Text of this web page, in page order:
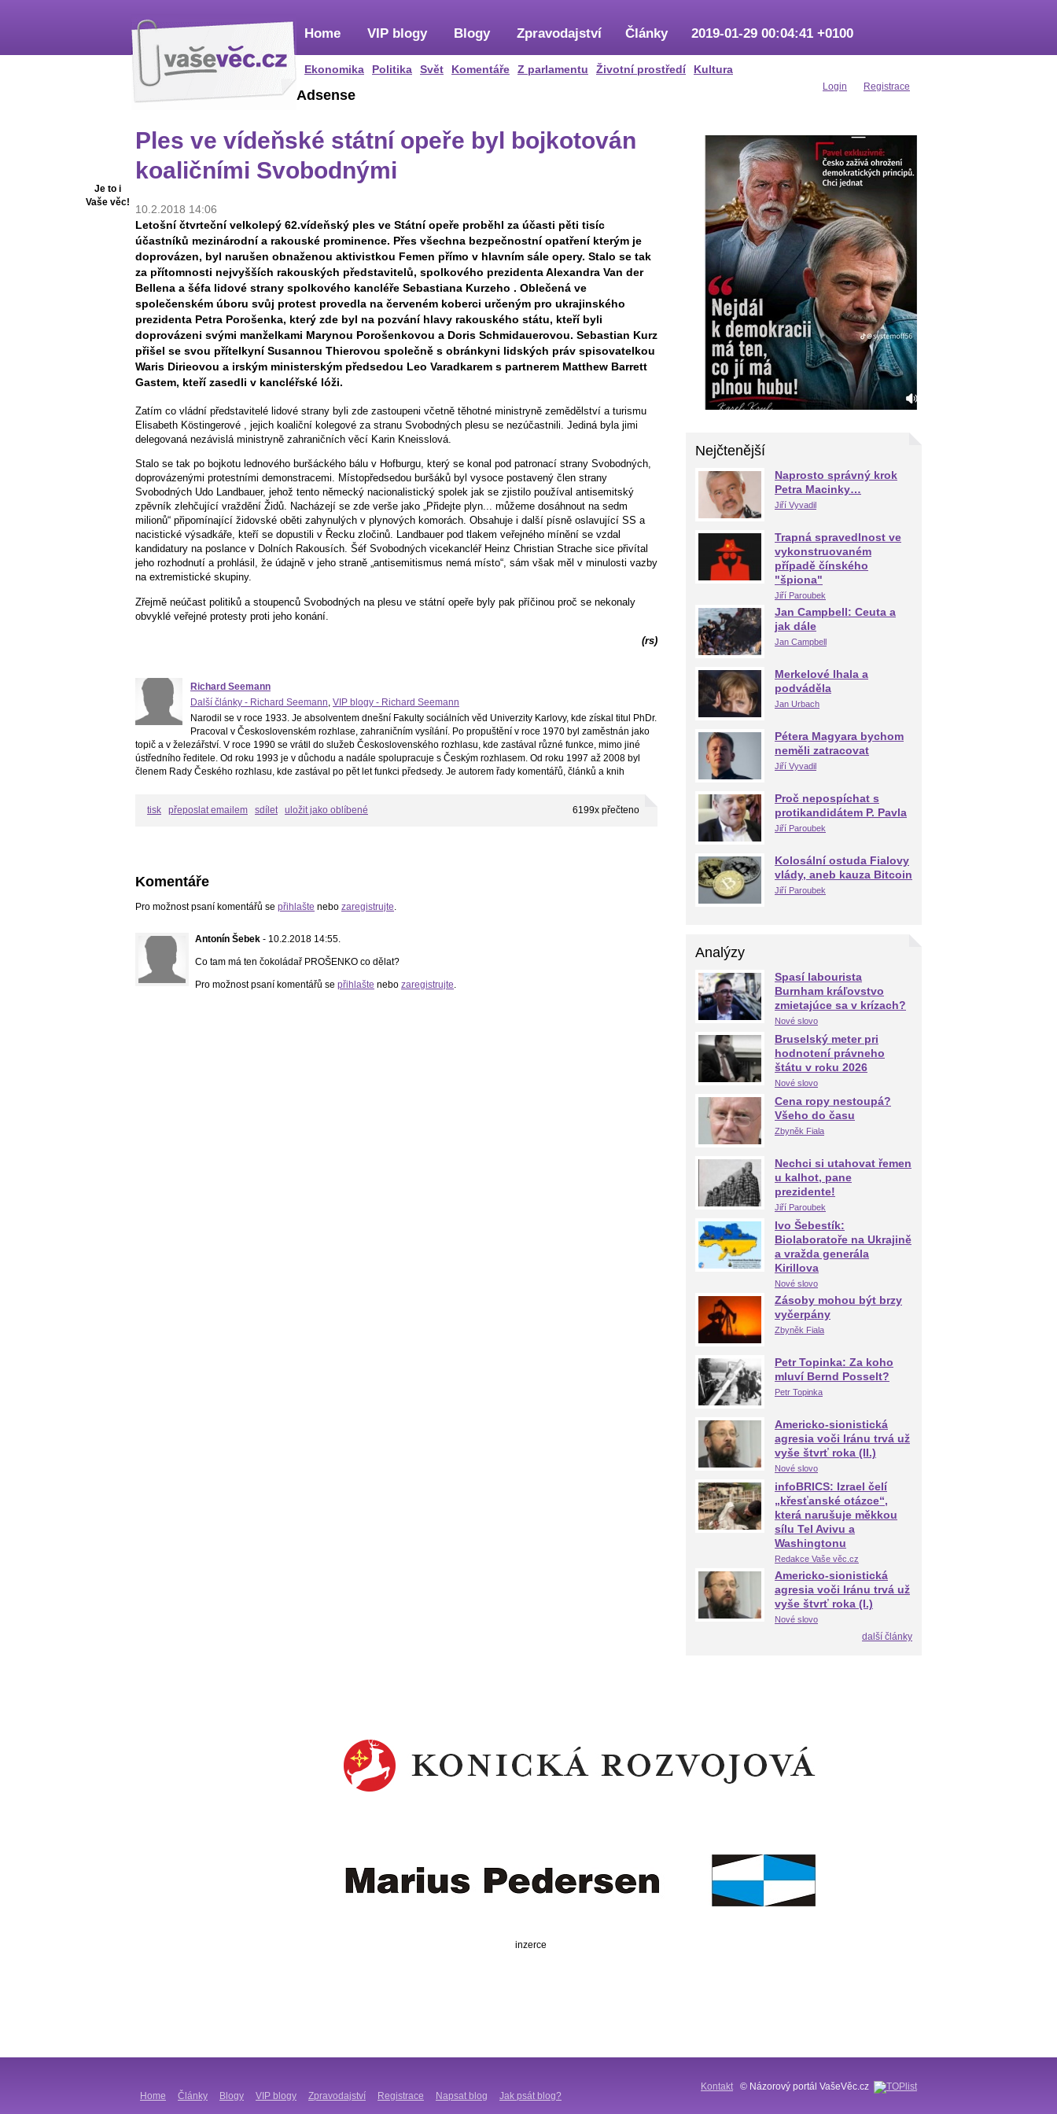
Home
Ekonomika Politika Svět Komentáře Z parlamentu Životní prostředí Kultura
VIP blogy Blogy Zpravodajství Články 2019-01-29 00:04:41 +0100
Login Registrace
Je to i
Vaše věc!
Adsense
Ples ve vídeňské státní opeře byl bojkotován
koaličními Svobodnými
10.2.2018 14:06
Letošní čtvrteční velkolepý 62.vídeňský ples ve Státní opeře proběhl za účasti pěti tisíc
účastníků mezinárodní a rakouské prominence. Přes všechna bezpečnostní opatření kterým je
doprovázen, byl narušen obnaženou aktivistkou Femen přímo v hlavním sále opery. Stalo se tak
za přítomnosti nejvyšších rakouských představitelů, spolkového prezidenta Alexandra Van der
Bellena a šéfa lidové strany spolkového kancléře Sebastiana Kurzeho . Oblečená ve
společenském úboru svůj protest provedla na červeném koberci určeným pro ukrajinského
prezidenta Petra Porošenka, který zde byl na pozvání hlavy rakouského státu, kteří byli
doprovázeni svými manželkami Marynou Porošenkovou a Doris Schmidauerovou. Sebastian Kurz
přišel se svou přítelkyní Susannou Thierovou společně s obránkyni lidských práv spisovatelkou
Waris Dirieovou a irským ministerským předsedou Leo Varadkarem s partnerem Matthew Barrett
Gastem, kteří zasedli v kancléřské lóži.
Zatím co vládní představitelé lidové strany byli zde zastoupeni včetně těhotné ministryně zemědělství a turismu
Elisabeth Köstingerové , jejich koaliční kolegové za stranu Svobodných plesu se nezúčastnili. Jediná byla jimi
delegovaná nezávislá ministryně zahraničních věcí Karin Kneisslová.
Stalo se tak po bojkotu lednového buršáckého bálu v Hofburgu, který se konal pod patronací strany Svobodných,
doprovázenými protestními demonstracemi. Místopředsedou buršáků byl vysoce postavený člen strany
Svobodných Udo Landbauer, jehož tento německý nacionalistický spolek jak se zjistilo používal antisemitský
zpěvník zlehčující vraždění Židů. Nacházejí se zde verše jako „Přidejte plyn... můžeme dosáhnout na sedm
milionů“ připomínající židovské oběti zahynulých v plynových komorách. Obsahuje i další písně oslavující SS a
nacistické výsadkáře, kteří se dopustili v Řecku zločinů. Landbauer pod tlakem veřejného mínění se vzdal
kandidatury na poslance v Dolních Rakousích. Šéf Svobodných vicekancléř Heinz Christian Strache sice přivítal
jeho rozhodnutí a prohlásil, že údajně v jeho straně „antisemitismus nemá místo“, sám však měl v minulosti vazby
na extremistické skupiny.
Zřejmě neúčast politiků a stoupenců Svobodných na plesu ve státní opeře byly pak příčinou proč se nekonaly
obvyklé veřejné protesty proti jeho konání.
(rs)
Richard Seemann
Další články - Richard Seemann, VIP blogy - Richard Seemann
Narodil se v roce 1933. Je absolventem dnešní Fakulty sociálních věd Univerzity Karlovy, kde získal titul PhDr.
Pracoval v Československém rozhlase, zahraničním vysílání. Po propuštění v roce 1970 byl zaměstnán jako
topič a v železářství. V roce 1990 se vrátil do služeb Československého rozhlasu, kde zastával různé funkce, mimo jiné
ústředního ředitele. Od roku 1993 je v důchodu a nadále spolupracuje s Českým rozhlasem. Od roku 1997 až 2008 byl
členem Rady Českého rozhlasu, kde zastával po pět let funkci předsedy. Je autorem řady komentářů, článků a knih
tisk přeposlat emailem sdílet uložit jako oblíbené 6199x přečteno
Komentáře
Pro možnost psaní komentářů se přihlašte nebo zaregistrujte.
Antonín Šebek - 10.2.2018 14:55.
Co tam má ten čokoládař PROŠENKO co dělat?
Pro možnost psaní komentářů se přihlašte nebo zaregistrujte.
Nejčtenější
Naprosto správný krok
Petra Macinky…
Jiří Vyvadil
Trapná spravedlnost ve
vykonstruovaném
případě čínského
"špiona"
Jiří Paroubek
Jan Campbell: Ceuta a
jak dále
Jan Campbell
Merkelové lhala a
podváděla
Jan Urbach
Pétera Magyara bychom
neměli zatracovat
Jiří Vyvadil
Proč nepospíchat s
protikandidátem P. Pavla
Jiří Paroubek
Kolosální ostuda Fialovy
vlády, aneb kauza Bitcoin
Jiří Paroubek
Analýzy
Spasí labourista
Burnham kráľovstvo
zmietajúce sa v krízach?
Nové slovo
Bruselský meter pri
hodnotení právneho
štátu v roku 2026
Nové slovo
Cena ropy nestoupá?
Všeho do času
Zbyněk Fiala
Nechci si utahovat řemen
u kalhot, pane
prezidente!
Jiří Paroubek
Ivo Šebestík:
Biolaboratoře na Ukrajině
a vražda generála
Kirillova
Nové slovo
Zásoby mohou být brzy
vyčerpány
Zbyněk Fiala
Petr Topinka: Za koho
mluví Bernd Posselt?
Petr Topinka
Americko-sionistická
agresia voči Iránu trvá už
vyše štvrť roka (II.)
Nové slovo
infoBRICS: Izrael čelí
„křesťanské otázce“,
která narušuje měkkou
sílu Tel Avivu a
Washingtonu
Redakce Vaše věc.cz
Americko-sionistická
agresia voči Iránu trvá už
vyše štvrť roka (I.)
Nové slovo
další články
inzerce
Home Články Blogy VIP blogy Zpravodajství Registrace Napsat blog Jak psát blog?
Kontakt © Názorový portál VašeVěc.cz